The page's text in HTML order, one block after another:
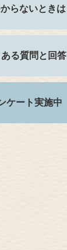
らないときは
ある質問と回答
ケート実施中